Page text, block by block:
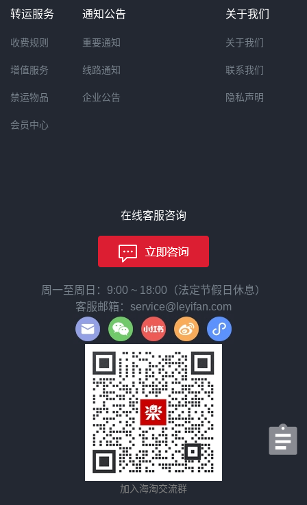
转运服务
收费规则
增值服务
禁运物品
会员中心
通知公告
重要通知
线路通知
企业公告
关于我们
关于我们
联系我们
隐私声明
在线客服咨询
周一至周日：9:00 ~ 18:00（法定节假日休息）
客服邮箱：service@leyifan.com
加入海淘交流群